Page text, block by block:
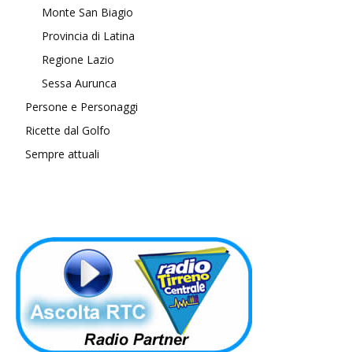
Monte San Biagio
Provincia di Latina
Regione Lazio
Sessa Aurunca
Persone e Personaggi
Ricette dal Golfo
Sempre attuali